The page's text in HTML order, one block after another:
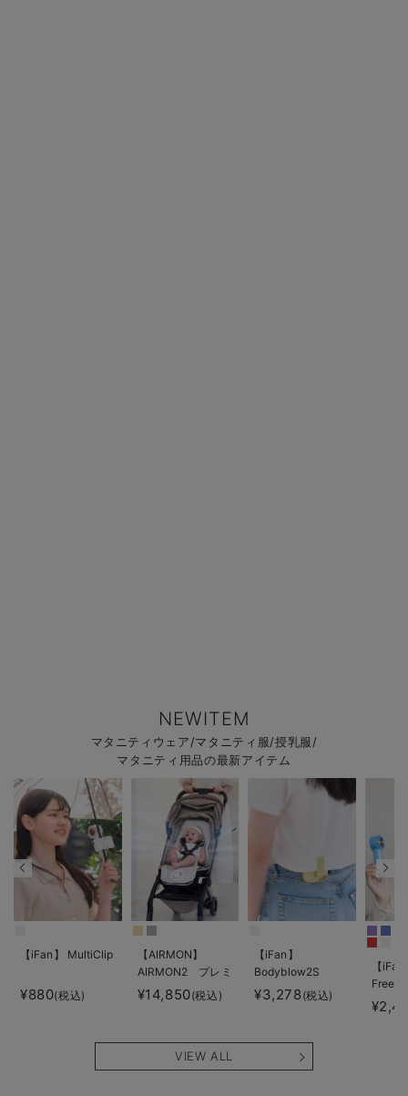
NEWITEM
マタニティウェア/マタニティ服/授乳服/
マタニティ用品の最新アイテム
【iFan】 MultiClip
¥880(税込)
【AIRMON】
AIRMON2 プレミ
アム
¥14,850(税込)
【iFan】
Bodyblow2S
¥3,278(税込)
【
Freeze
VIEW ALL